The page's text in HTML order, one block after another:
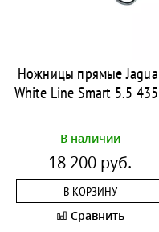
Ножницы прямые
White Line Smart 5.5
В наличии
18 200 руб.
В КОРЗИНУ
Сравнить